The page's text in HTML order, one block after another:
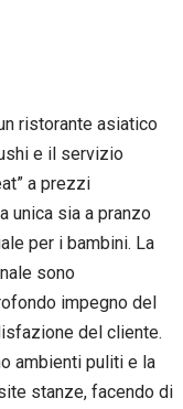
ristorante asiatico
e il servizio
a prezzi
unica sia a pranzo
per i bambini. La
sono
impegno del
del cliente.
ambienti puliti e la
stanze, facendo di